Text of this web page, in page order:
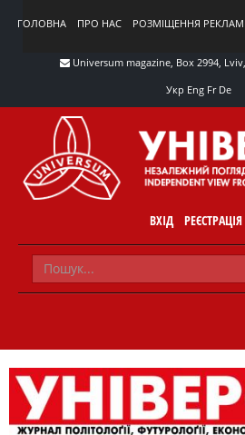
ГОЛОВНА ПРО НАС РОЗМІЩЕННЯ
Universum magazine, Box 2994,
Укр Eng Fr De
ВХІД РЕЄСТРАЦІЯ